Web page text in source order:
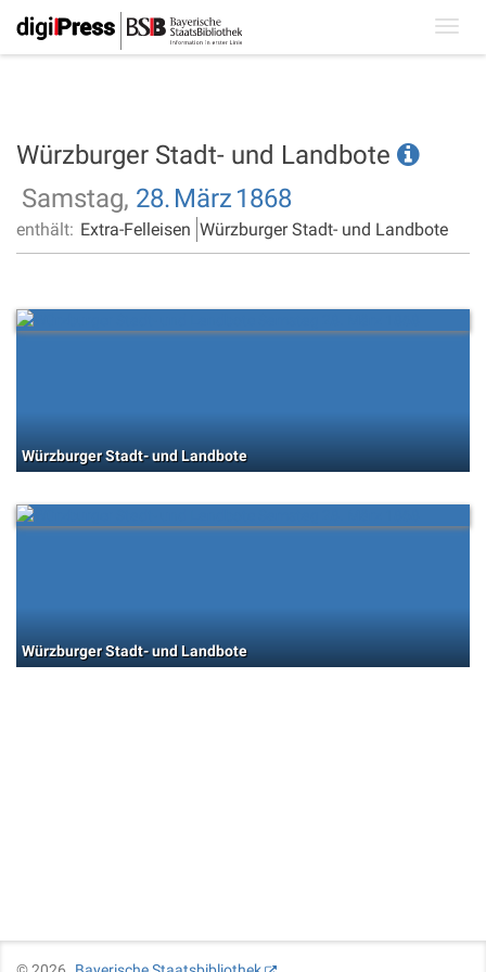
Würzburger Stadt- und Landbote
Samstag, 28. März 1868
enthält: Extra-Felleisen Würzburger Stadt- und Landbote
Würzburger Stadt- und Landbote
Würzburger Stadt- und Landbote